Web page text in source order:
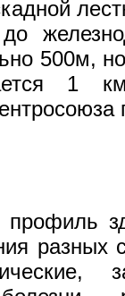
500м,
1
разных